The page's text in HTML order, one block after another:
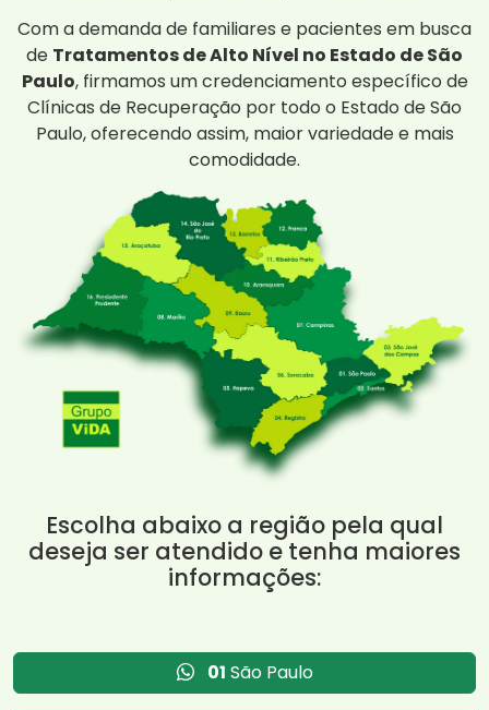
Com a demanda de familiares e pacientes em busca
de Tratamentos de Alto Nível no Estado de São
Paulo, firmamos um credenciamento específico de
Clínicas de Recuperação por todo o Estado de São
Paulo, oferecendo assim, maior variedade e mais
comodidade.
Escolha abaixo a região pela qual
deseja ser atendido e tenha maiores
informações:
01 São Paulo